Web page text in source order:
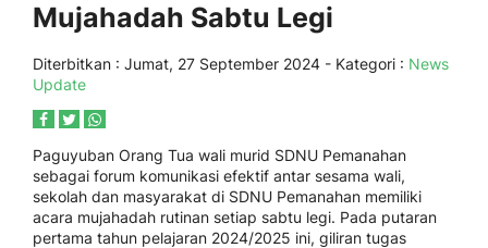
Mujahadah Sabtu Legi
Diterbitkan : Jumat, 27 September 2024 - Kategori : News
Update
Paguyuban Orang Tua wali murid SDNU Pemanahan
sebagai forum komunikasi efektif antar sesama wali,
sekolah dan masyarakat di SDNU Pemanahan memiliki
acara mujahadah rutinan setiap sabtu legi. Pada putaran
pertama tahun pelajaran 2024/2025 ini, giliran tugas